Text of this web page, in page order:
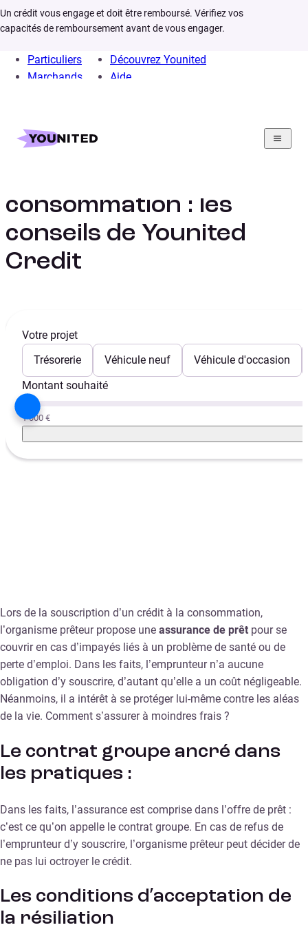
Un crédit vous engage et doit être remboursé. Vérifiez vos
capacités de remboursement avant de vous engager.
Particuliers
Marchands
Découvrez Younited
Aide
Home Assurance credit consommation
consommation : les
conseils de Younited
Credit
Votre projet
Trésorerie
Véhicule neuf
Véhicule d'occasion
Montant souhaité
1 000 €
Lors de la souscription d’un crédit à la consommation,
l’organisme prêteur propose une assurance de prêt pour se
couvrir en cas d’impayés liés à un problème de santé ou de
perte d’emploi. Dans les faits, l’emprunteur n’a aucune
obligation d’y souscrire, d’autant qu’elle a un coût négligeable.
Néanmoins, il a intérêt à se protéger lui-même contre les aléas
de la vie. Comment s’assurer à moindres frais ?
Le contrat groupe ancré dans
les pratiques :
Dans les faits, l’assurance est comprise dans l’offre de prêt :
c’est ce qu’on appelle le contrat groupe. En cas de refus de
l’emprunteur d’y souscrire, l’organisme prêteur peut décider de
ne pas lui octroyer le crédit.
Les conditions d’acceptation de
la résiliation